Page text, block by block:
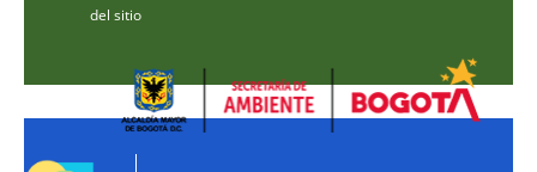
del sitio